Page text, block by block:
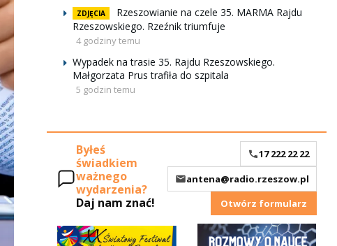
ZDJĘCIA
Rzeszowianie na czele 35. MARMA Rajdu
Rzeszowskiego. Rzeźnik triumfuje
4 godziny temu
Wypadek na trasie 35. Rajdu Rzeszowskiego.
Małgorzata Prus trafiła do szpitala
5 godzin temu
Byłeś
świadkiem
ważnego
wydarzenia?
Daj nam znać!
17 222 22 22
antena@radio.rzeszow.pl
Otwórz formularz